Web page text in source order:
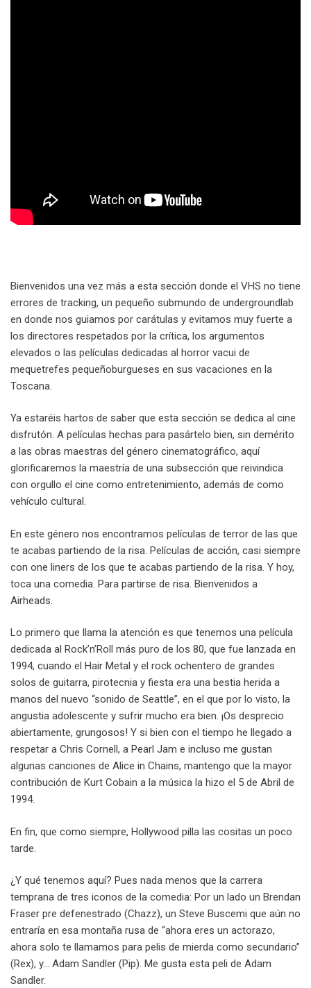
Bienvenidos una vez más a esta sección donde el VHS no tiene
errores de tracking, un pequeño submundo de undergroundlab
en donde nos guiamos por carátulas y evitamos muy fuerte a
los directores respetados por la crítica, los argumentos
elevados o las películas dedicadas al horror vacui de
mequetrefes pequeñoburgueses en sus vacaciones en la
Toscana.
Ya estaréis hartos de saber que esta sección se dedica al cine
disfrutón. A películas hechas para pasártelo bien, sin demérito
a las obras maestras del género cinematográfico, aquí
glorificaremos la maestría de una subsección que reivindica
con orgullo el cine como entretenimiento, además de como
vehículo cultural.
En este género nos encontramos películas de terror de las que
te acabas partiendo de la risa. Películas de acción, casi siempre
con one liners de los que te acabas partiendo de la risa. Y hoy,
toca una comedia. Para partirse de risa. Bienvenidos a
Airheads.
Lo primero que llama la atención es que tenemos una película
dedicada al Rock’n’Roll más puro de los 80, que fue lanzada en
1994, cuando el Hair Metal y el rock ochentero de grandes
solos de guitarra, pirotecnia y fiesta era una bestia herida a
manos del nuevo “sonido de Seattle”, en el que por lo visto, la
angustia adolescente y sufrir mucho era bien. ¡Os desprecio
abiertamente, grungosos! Y si bien con el tiempo he llegado a
respetar a Chris Cornell, a Pearl Jam e incluso me gustan
algunas canciones de Alice in Chains, mantengo que la mayor
contribución de Kurt Cobain a la música la hizo el 5 de Abril de
1994.
En fin, que como siempre, Hollywood pilla las cositas un poco
tarde.
¿Y qué tenemos aquí? Pues nada menos que la carrera
temprana de tres iconos de la comedia: Por un lado un Brendan
Fraser pre defenestrado (Chazz), un Steve Buscemi que aún no
entraría en esa montaña rusa de “ahora eres un actorazo,
ahora solo te llamamos para pelis de mierda como secundario”
(Rex), y… Adam Sandler (Pip). Me gusta esta peli de Adam
Sandler.